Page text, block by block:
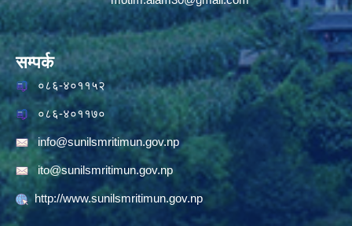
सम्पर्क
०८६-४०११५२
०८६-४०११७०
info@sunilsmritimun.gov.np
ito@sunilsmritimun.gov.np
http://www.sunilsmritimun.gov.np